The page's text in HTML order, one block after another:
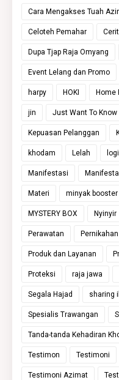
Cara Mengakses Tuah
Celoteh Pemahar
Dupa Tjap Raja Omyang
Event Lelang dan Promo
harpy HOKI Home
jin Just Want To Know
Kepuasan Pelanggan
khodam Lelah
Manifestasi
Materi minyak booster
MYSTERY BOX Nyinyir
Perawatan Pernikahan
Produk dan Layanan
Proteksi raja jawa
Segala Hajad sharing
Spesialis Trawangan
Tanda-tanda Kehadiran
Testimon Testimoni
Testimoni Azimat